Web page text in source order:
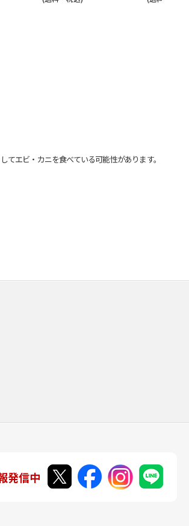
エビ・カニを食べている可能性があります。
発信中